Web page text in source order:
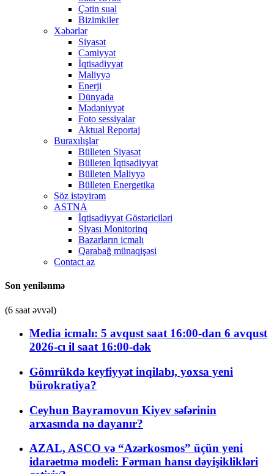
Çətin sual
Bizimkiler
Xəbərlər
Siyasət
Cəmiyyət
İqtisadiyyat
Maliyyə
Enerji
Dünyada
Mədəniyyət
Foto sessiyalar
Aktual Reportaj
Buraxılışlar
Bülleten Siyasət
Bülleten İqtisadiyyat
Bülleten Maliyyə
Bülleten Energetika
Söz istəyirəm
ASTNA
İqtisadiyyat Göstəriciləri
Siyası Monitorinq
Bazarların icmalı
Qarabağ münaqişəsi
Contact az
Son yenilənmə
(6 saat əvvəl)
Media icmalı: 5 avqust saat 16:00-dan 6 avqust
2026-cı il saat 16:00-dək
Gömrükdə keyfiyyət inqilabı, yoxsa yeni
bürokratiya?
Ceyhun Bayramovun Kiyev səfərinin
arxasında nə dayanır?
AZAL, ASCO və “Azərkosmos” üçün yeni
idarəetmə modeli: Fərman hansı dəyişiklikləri